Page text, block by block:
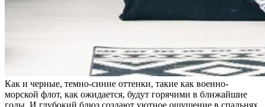
Как и черные, темно-синие оттенки, такие как военно-
морской флот, как ожидается, будут горячими в ближайшие